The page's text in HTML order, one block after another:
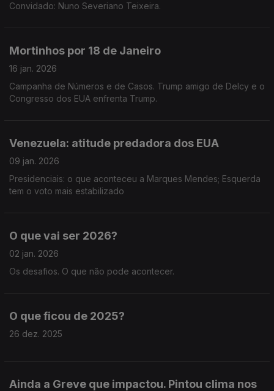
Convidado: Nuno Severiano Teixeira.
Mortinhos por 18 de Janeiro
16 jan. 2026
Campanha de Números e de Casos. Trump amigo de Delcy e o
Congresso dos EUA enfrenta Trump.
Venezuela: atitude predadora dos EUA
09 jan. 2026
Presidenciais: o que aconteceu a Marques Mendes; Esquerda
tem o voto mais estabilizado
O que vai ser 2026?
02 jan. 2026
Os desafios. O que não pode acontecer.
O que ficou de 2025?
26 dez. 2025
Ainda a Greve que impactou. Pintou clima nos